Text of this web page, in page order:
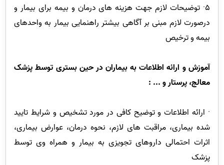
5· توضیحات لازم جهت هزینه های درمان و بیمه برای بیمار و
درصورت لازم مبنی بر آگاهی بیشتر راهنمایی بیمار به واحدهای
بیمه و ترخیص
آموزش و ارائه اطلاعات به بیماران در حین بستری توسط پزشک
معالج، پرستار و ... :
· ارائه اطلاعات و توضیح کافی در مورد تشخیص و شرایط تایید
شده بیماری، مراقبت های لازم، نحوه درمان، عوارض بیماری،
اثرات احتمالی داروهای تجویزی به بیمار و همراه وی توسط
پزشک